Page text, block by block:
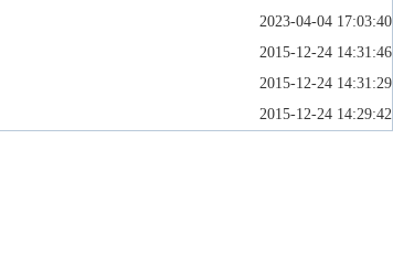
2023-04-04 17:03:40
2015-12-24 14:31:46
2015-12-24 14:31:29
2015-12-24 14:29:42